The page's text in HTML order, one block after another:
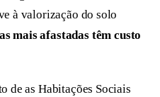
à valorização do solo
mais afastadas têm custo
de as Habitações Sociais